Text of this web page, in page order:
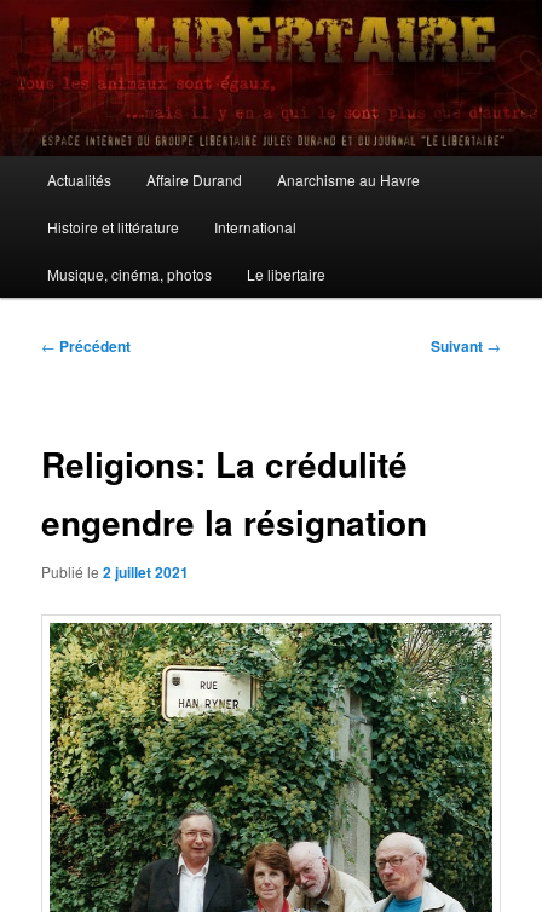
Aller
contenu
principalLe Libertaire
principal
Actualités Affaire Durand Anarchisme au Havre
Histoire et littérature International
Musique, cinéma, photos Le libertaire
Navigation
← Précédent Suivant →
Religions: La crédulité
engendre la résignation
Publié le2 juillet 2021